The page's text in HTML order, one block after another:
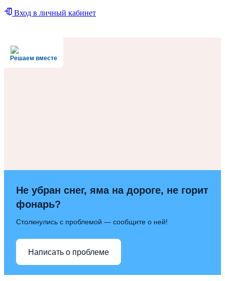
Вход в личный кабинет
Решаем вместе
Не убран снег, яма на дороге, не горит
фонарь?
Столкнулись с проблемой — сообщите о ней!
Написать о проблеме